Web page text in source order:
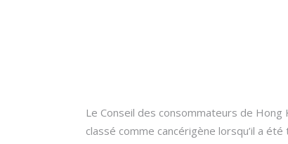
Le Conseil des consommateurs de
classé comme cancérigène lorsqu’il a